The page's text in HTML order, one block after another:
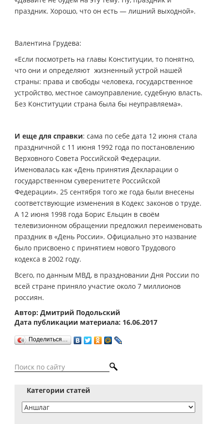
праздник. Хорошо, что он есть — лишний выходной».
Валентина Грудева:
«Если посмотреть на главы Конституции, то понятно,
что они и определяют жизненный устрой нашей
страны: права и свободы человека, государственное
устройство, местное самоуправление, судебную власть.
Без Конституции страна была бы неуправляема».
И еще для справки: сама по себе дата 12 июня стала
праздничной с 11 июня 1992 года по постановлению
Верховного Совета Российской Федерации.
Именовалась как «День принятия Декларации о
государственном суверенитете Российской
Федерации». 25 сентября того же года были внесены
соответствующие изменения в Кодекс законов о труде.
А 12 июня 1998 года Борис Ельцин в своём
телевизионном обращении предложил переименовать
праздник в «День России». Официально это название
было присвоено с принятием нового Трудового
кодекса в 2002 году.
Всего, по данным МВД, в праздновании Дня России по
всей стране приняло участие около 7 миллионов
россиян.
Автор: Дмитрий Подольский
Дата публикации материала: 16.06.2017
Поделиться…
Категории статей